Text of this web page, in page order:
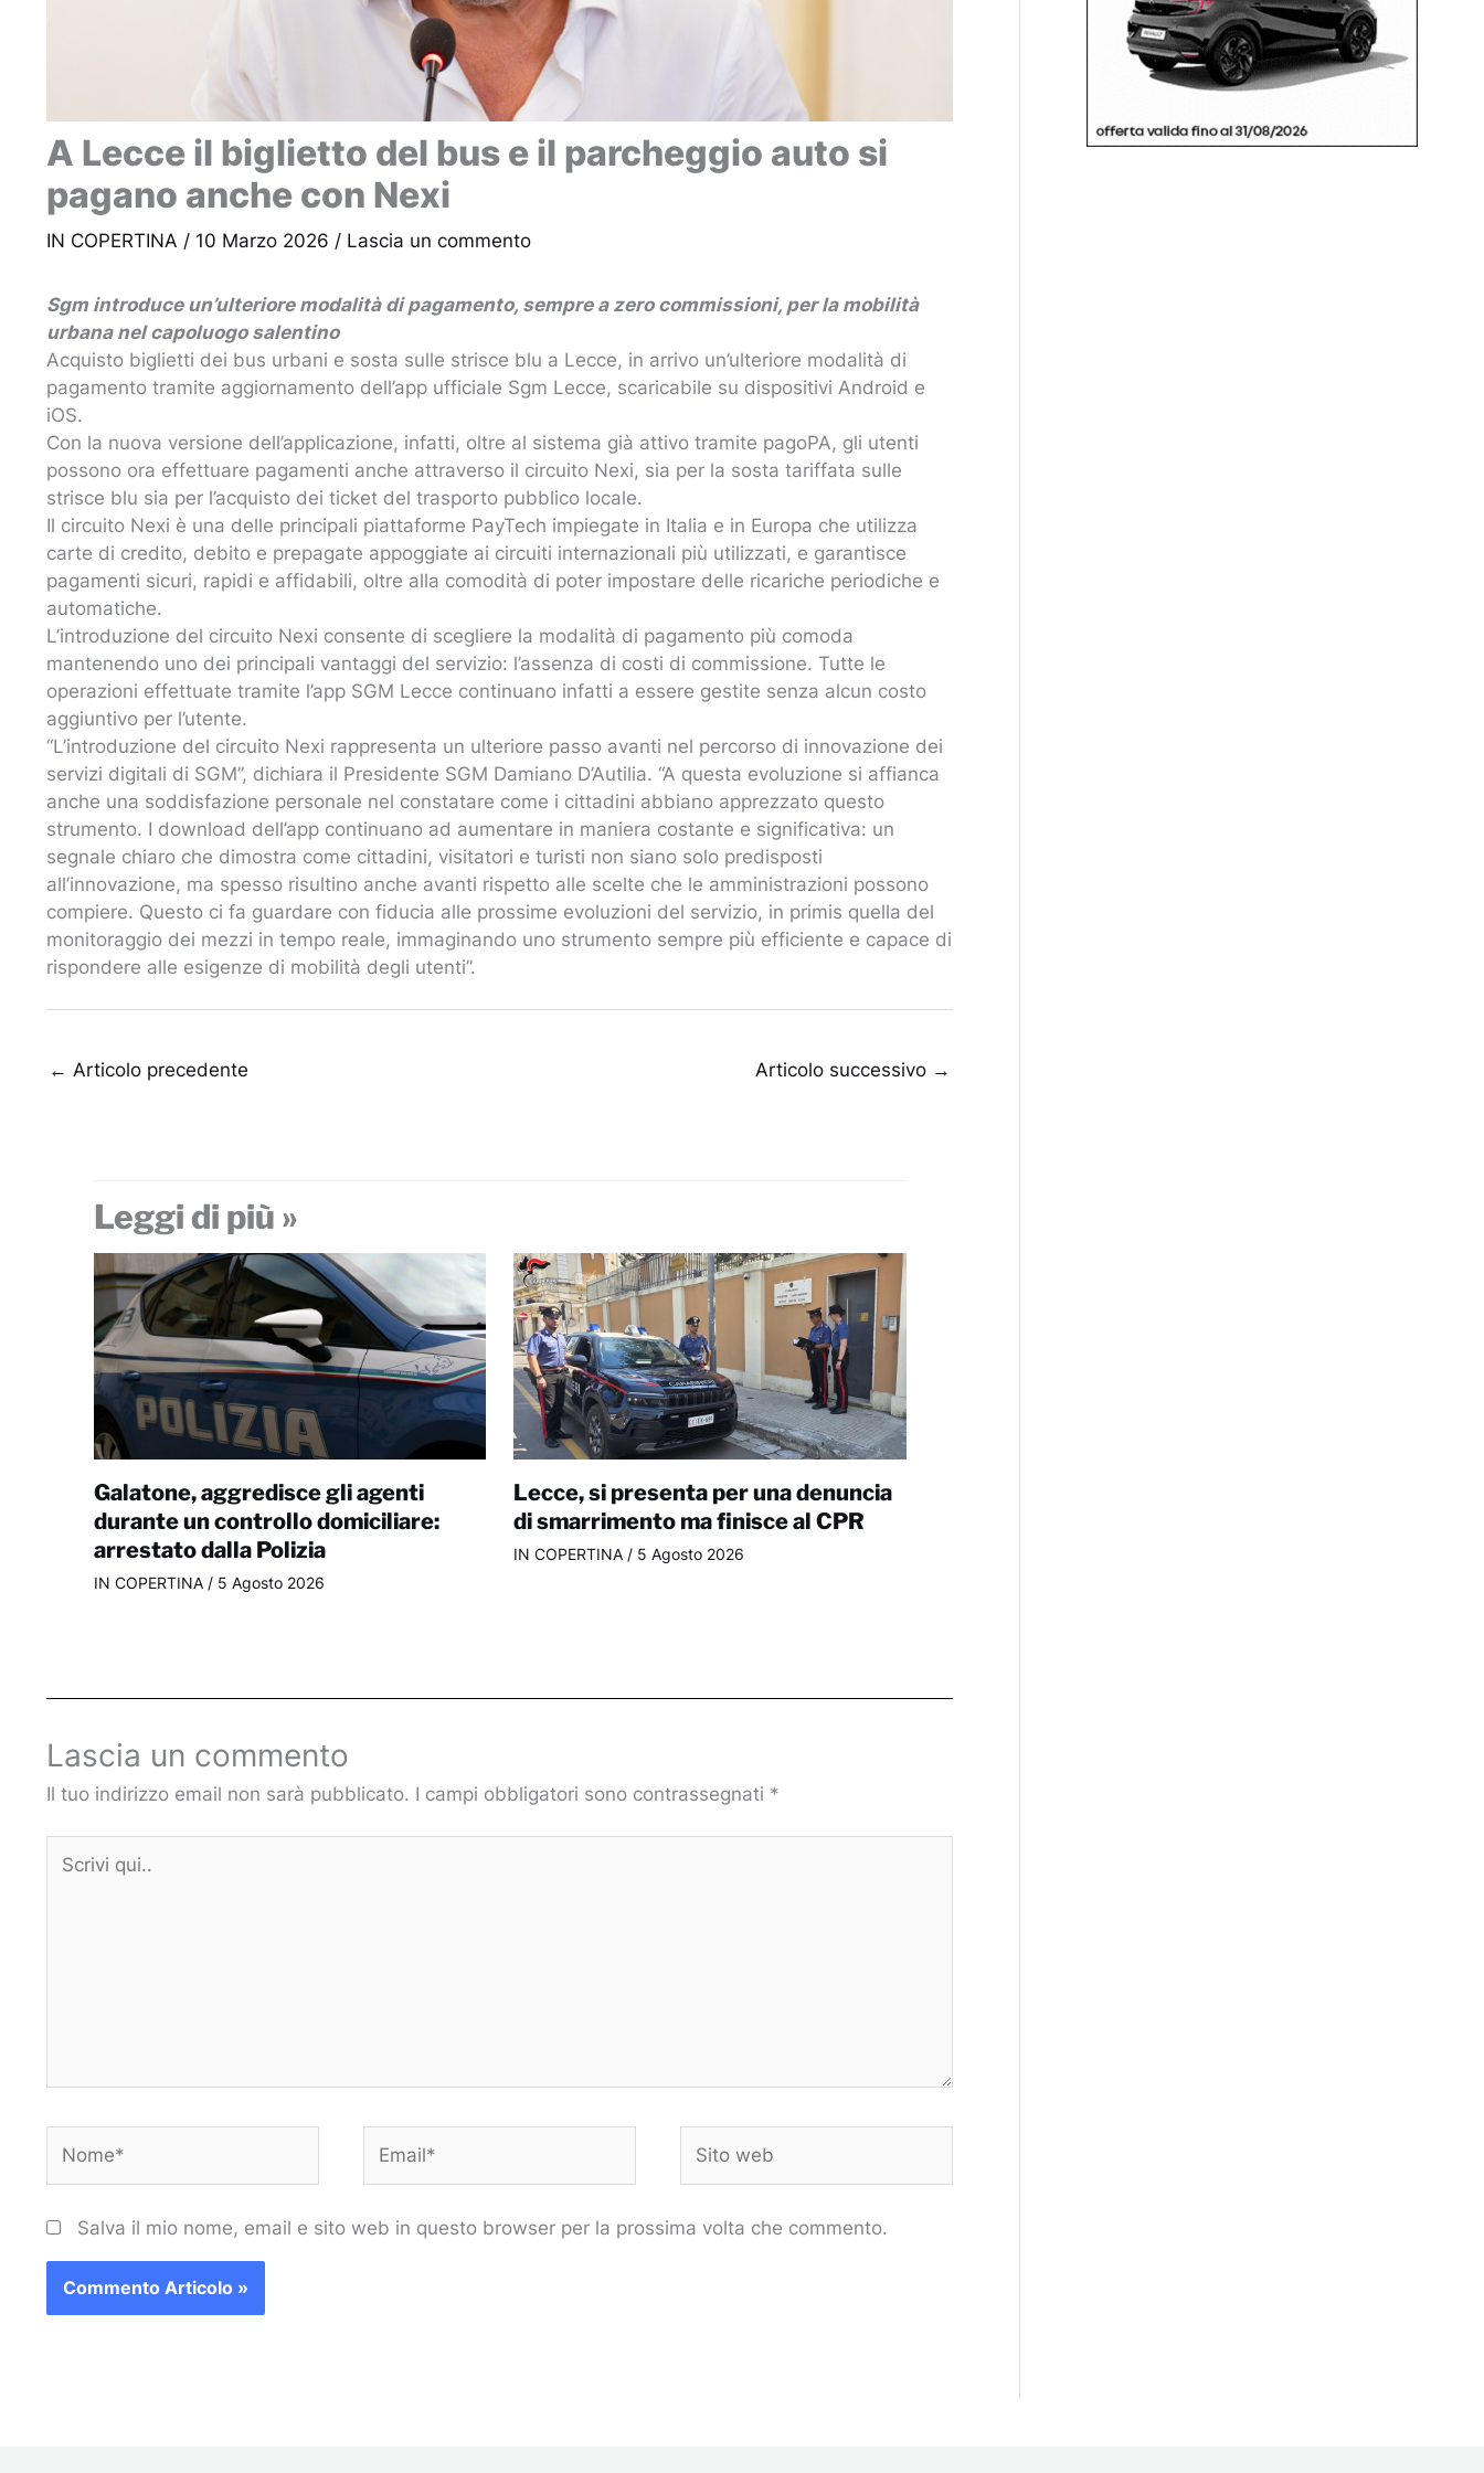
A Lecce il biglietto del bus e il parcheggio auto si
pagano anche con Nexi
IN COPERTINA / 10 Marzo 2026 / Lascia un commento
Sgm introduce un’ulteriore modalità di pagamento, sempre a zero commissioni, per la mobilità
urbana nel capoluogo salentino
Acquisto biglietti dei bus urbani e sosta sulle strisce blu a Lecce, in arrivo un’ulteriore modalità di
pagamento tramite aggiornamento dell’app ufficiale Sgm Lecce, scaricabile su dispositivi Android e
iOS.
Con la nuova versione dell’applicazione, infatti, oltre al sistema già attivo tramite pagoPA, gli utenti
possono ora effettuare pagamenti anche attraverso il circuito Nexi, sia per la sosta tariffata sulle
strisce blu sia per l’acquisto dei ticket del trasporto pubblico locale.
Il circuito Nexi è una delle principali piattaforme PayTech impiegate in Italia e in Europa che utilizza
carte di credito, debito e prepagate appoggiate ai circuiti internazionali più utilizzati, e garantisce
pagamenti sicuri, rapidi e affidabili, oltre alla comodità di poter impostare delle ricariche periodiche e
automatiche.
L’introduzione del circuito Nexi consente di scegliere la modalità di pagamento più comoda
mantenendo uno dei principali vantaggi del servizio: l’assenza di costi di commissione. Tutte le
operazioni effettuate tramite l’app SGM Lecce continuano infatti a essere gestite senza alcun costo
aggiuntivo per l’utente.
“L’introduzione del circuito Nexi rappresenta un ulteriore passo avanti nel percorso di innovazione dei
servizi digitali di SGM”, dichiara il Presidente SGM Damiano D’Autilia. “A questa evoluzione si affianca
anche una soddisfazione personale nel constatare come i cittadini abbiano apprezzato questo
strumento. I download dell’app continuano ad aumentare in maniera costante e significativa: un
segnale chiaro che dimostra come cittadini, visitatori e turisti non siano solo predisposti
all’innovazione, ma spesso risultino anche avanti rispetto alle scelte che le amministrazioni possono
compiere. Questo ci fa guardare con fiducia alle prossime evoluzioni del servizio, in primis quella del
monitoraggio dei mezzi in tempo reale, immaginando uno strumento sempre più efficiente e capace di
rispondere alle esigenze di mobilità degli utenti”.
← Articolo precedente Articolo successivo →
Leggi di più »
Galatone, aggredisce gli agenti
durante un controllo domiciliare:
arrestato dalla Polizia
IN COPERTINA/ 5 Agosto 2026
Lecce, si presenta per una denuncia
di smarrimento ma finisce al CPR
IN COPERTINA / 5 Agosto 2026
Lascia un commento
Il tuo indirizzo email non sarà pubblicato. I campi obbligatori sono contrassegnati *
qui..
web
Salva il mio nome, email e sito web in questo browser per la prossima volta che commento.